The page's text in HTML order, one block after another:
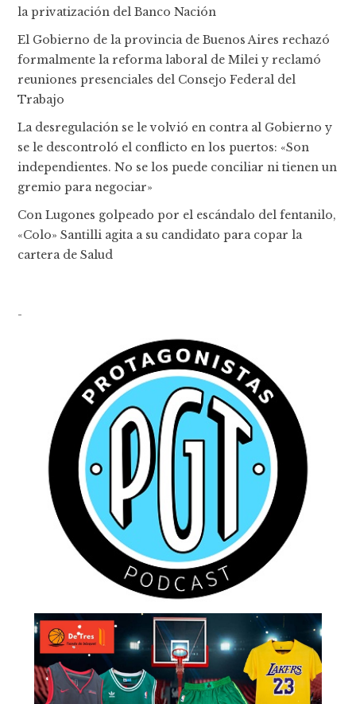
la privatización del Banco Nación
El Gobierno de la provincia de Buenos Aires rechazó
formalmente la reforma laboral de Milei y reclamó
reuniones presenciales del Consejo Federal del
Trabajo
La desregulación se le volvió en contra al Gobierno y
se le descontroló el conflicto en los puertos: «Son
independientes. No se los puede conciliar ni tienen un
gremio para negociar»
Con Lugones golpeado por el escándalo del fentanilo,
«Colo» Santilli agita a su candidato para copar la
cartera de Salud
-